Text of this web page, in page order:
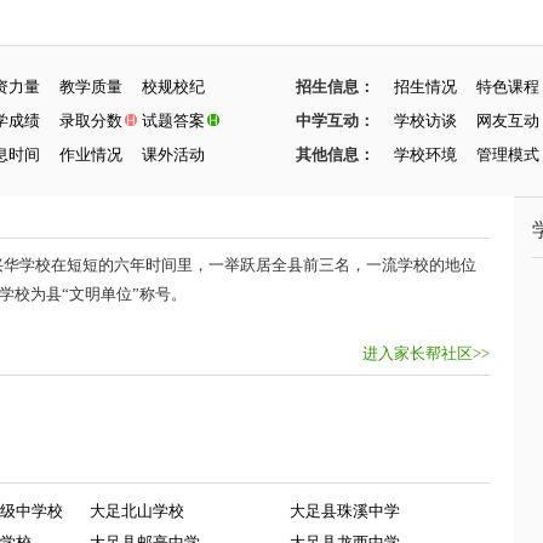
力量 教学质量 校规校纪 招生信息： 招生情况
特色课程
成绩
录取分数 试题答案 中学互动： 学校访谈
网友互动
时间
作业情况 课外活动 其他信息： 学校环境 管理模式
学校在短短的六年时间里，一举跃居全县前三名，一流学校的地位
校为县“文明单位”称号。
进入家长帮社区>>
中学校 大足北山学校
大足县珠溪中学